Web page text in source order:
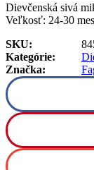
Dievčenská sivá
Veľkosť: 24-30
SKU:
Kategórie:
Značka: